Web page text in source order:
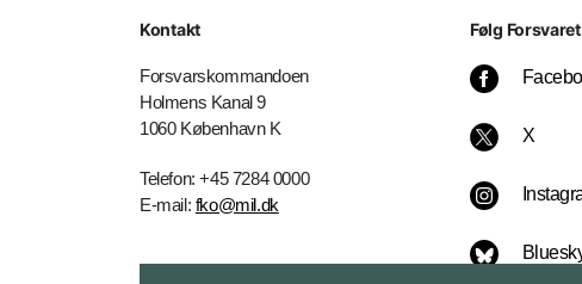
Kontakt
Forsvarskommandoen
Holmens Kanal 9
1060 København K
Telefon: +45 7284 0000
E-mail: fko@mil.dk
Kontakt
Følg Forsvaret
X